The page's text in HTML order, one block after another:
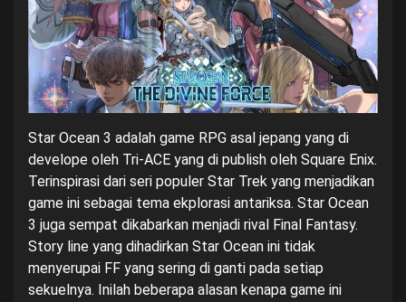
Star Ocean 3 adalah game RPG asal jepang yang di
develope oleh Tri-ACE yang di publish oleh Square Enix.
Terinspirasi dari seri populer Star Trek yang menjadikan
game ini sebagai tema ekplorasi antariksa. Star Ocean
3 juga sempat dikabarkan menjadi rival Final Fantasy.
Story line yang dihadirkan Star Ocean ini tidak
menyerupai FF yang sering di ganti pada setiap
sekuelnya. Inilah beberapa alasan kenapa game ini